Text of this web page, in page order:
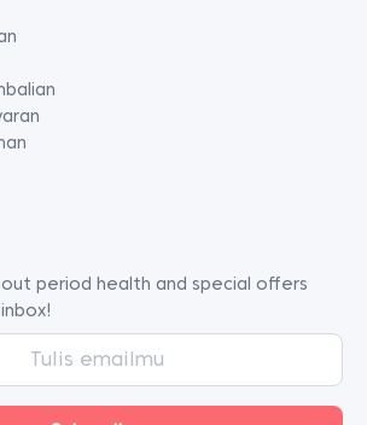
period health and special offers